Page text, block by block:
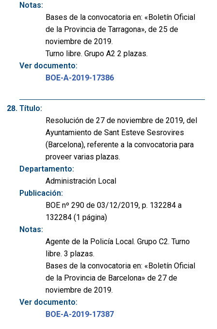
Notas:
Bases de la convocatoria en: «Boletín Oficial
de la Provincia de Tarragona», de 25 de
noviembre de 2019.
Turno libre. Grupo A2 2 plazas.
Ver documento:
BOE-A-2019-17386
Título:
Resolución de 27 de noviembre de 2019, del
Ayuntamiento de Sant Esteve Sesrovires
(Barcelona), referente a la convocatoria para
proveer varias plazas.
Departamento:
Administración Local
Publicación:
BOE nº 290 de 03/12/2019, p. 132284 a
132284 (1 página)
Notas:
Agente de la Policía Local. Grupo C2. Turno
libre. 3 plazas.
Bases de la convocatoria en: «Boletín Oficial
de la Provincia de Barcelona» de 27 de
noviembre de 2019.
Ver documento:
BOE-A-2019-17387